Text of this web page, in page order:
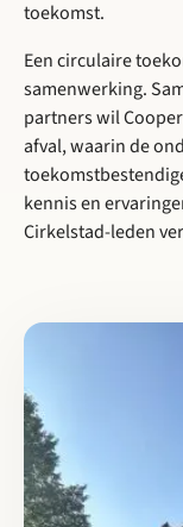
toekomst.
Een circulaire
samenwerking.
partners wil
afval, waarin de
kennis en
Cirkelstad-leden
Lees meer over